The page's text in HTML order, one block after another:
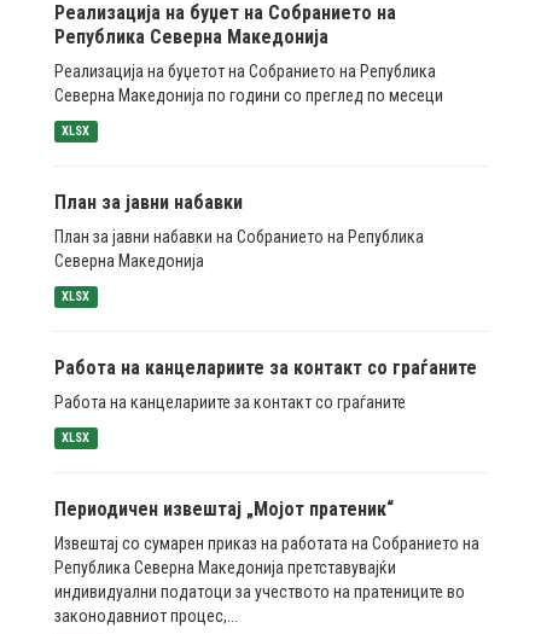
Реализација на буџет на Собранието на
Република Северна Македонија
Реализација на буџетот на Собранието на Република
Северна Македонија по години со преглед по месеци
XLSX
План за јавни набавки
План за јавни набавки на Собранието на Република
Северна Македонија
XLSX
Работа на канцелариите за контакт со граѓаните
Работа на канцелариите за контакт со граѓаните
XLSX
Периодичен извештај „Мојот пратеник“
Извештај со сумарен приказ на работата на Собранието на
Република Северна Македонија претставувајќи
индивидуални податоци за учеството на пратениците во
законодавниот процес,...